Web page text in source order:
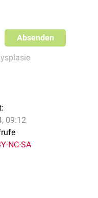
Absenden
09:12
NC-SA